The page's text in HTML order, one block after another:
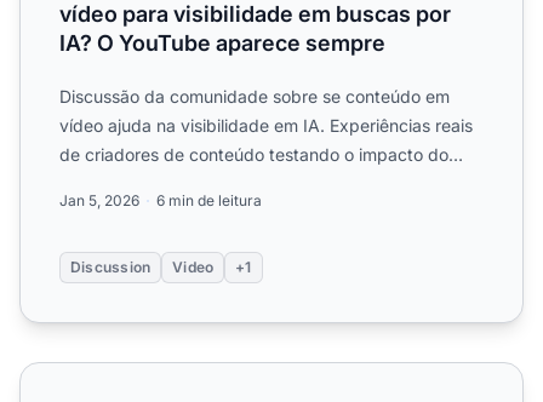
vídeo para visibilidade em buscas por
IA? O YouTube aparece sempre
Discussão da comunidade sobre se conteúdo em
vídeo ajuda na visibilidade em IA. Experiências reais
de criadores de conteúdo testando o impacto do
Jan 5, 2026 6 min de leitura
Discussion Video +1
O Conteúdo em Vídeo Ajuda nas Citações por IA? Guia